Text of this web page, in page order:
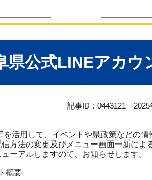
県公式LINEアカ
記事ID：0443121
を活用して、イベントや県政策などの情
信方法の変更及びメニュー画面一新に
ーアルしますので、お知らせします。
概要